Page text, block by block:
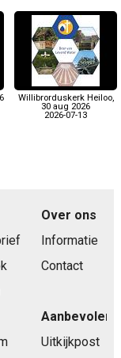
Willibrorduskerk Heiloo,
30 aug 2026
2026-07-13
Over ons
Informatie
Contact
Aanbevolen
Uitkijkpost